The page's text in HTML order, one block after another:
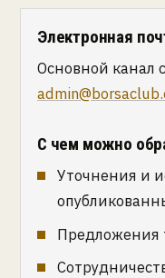
Электронная
Основной канал
С чем можно
Уточнения и
Предложения